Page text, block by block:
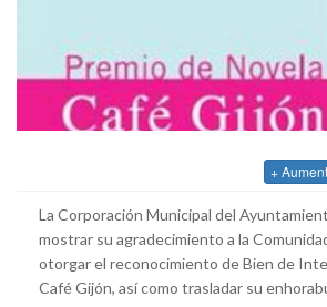
+
La Corporación Municipal del
mostrar su agradecimiento a la
otorgar el reconocimiento de Bien de
Café Gijón, así como trasladar su